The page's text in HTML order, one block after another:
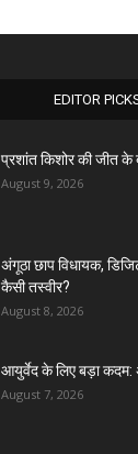
EDITOR
प्रशांत किशोर की जीत के
August 9, 2026
अंगूठा छाप विधायक,
कैसी तस्वीर?
August 8, 2026
आयुर्वेद के लिए बड़ा कदम:
August 7, 2026